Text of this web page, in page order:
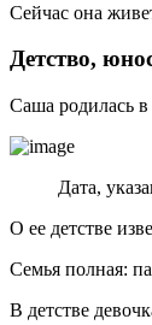
Сейчас она
Детство,
Саша родилась в
Дата,
О ее детстве
Семья полная:
В детстве